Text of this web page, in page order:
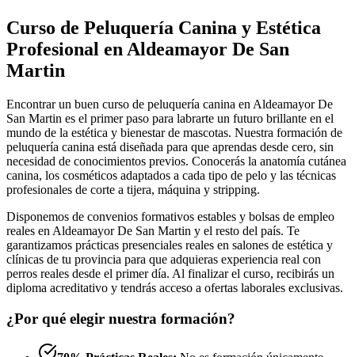
Curso de Peluquería Canina y Estética
Profesional en Aldeamayor De San
Martin
Encontrar un buen curso de peluquería canina en Aldeamayor De
San Martin es el primer paso para labrarte un futuro brillante en el
mundo de la estética y bienestar de mascotas. Nuestra formación de
peluquería canina está diseñada para que aprendas desde cero, sin
necesidad de conocimientos previos. Conocerás la anatomía cutánea
canina, los cosméticos adaptados a cada tipo de pelo y las técnicas
profesionales de corte a tijera, máquina y stripping.
Disponemos de convenios formativos estables y bolsas de empleo
reales en Aldeamayor De San Martin y el resto del país. Te
garantizamos prácticas presenciales reales en salones de estética y
clínicas de tu provincia para que adquieras experiencia real con
perros reales desde el primer día. Al finalizar el curso, recibirás un
diploma acreditativo y tendrás acceso a ofertas laborales exclusivas.
¿Por qué elegir nuestra formación?